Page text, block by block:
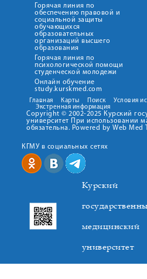
Горячая линия по
обеспечению правовой и
социальной защиты
обучающихся
образовательных
организаций высшего
образования
Горячая линия по
психологической помощи
студенческой молодежи
Онлайн обучение
study.kurskmed.com
Главная Карты Поиск
Условия
Экстренная информация
Copyright © 2002-2025 Курский
университет При использовании
обязательна. Powered by Web Med
КГМУ в социальных сетях
Курский
медицинский
университет